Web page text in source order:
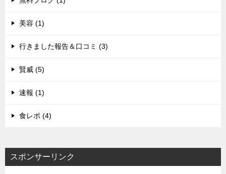
美容 (1)
行きました報告＆口コミ (3)
賢威 (5)
速報 (1)
食レポ (4)
スポンサーリンク